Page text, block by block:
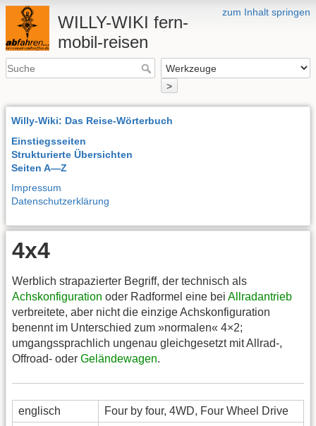
zum Inhalt springen
WILLY-WIKI fern-
mobil-reisen
>
Willy-Wiki: Das Reise-Wörterbuch
Einstiegsseiten
Strukturierte Übersichten
Seiten A—Z
Impressum
Datenschutzerklärung
4x4
Werblich strapazierter Begriff, der technisch als
Achskonfiguration oder Radformel eine bei Allradantrieb
verbreitete, aber nicht die einzige Achskonfiguration
benennt im Unterschied zum »normalen« 4×2;
umgangssprachlich ungenau gleichgesetzt mit Allrad-,
Offroad- oder Geländewagen.
englisch
Four by four, 4WD, Four Wheel Drive